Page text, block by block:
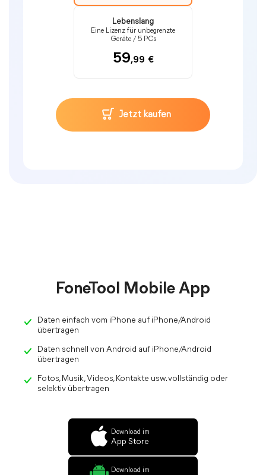
Lebenslang
Eine Lizenz für unbegrenzte
Geräte / 5 PCs
59,99 €
Jetzt kaufen
FoneTool Mobile App
Daten einfach vom iPhone auf iPhone/Android
übertragen
Daten schnell von Android auf iPhone/Android
übertragen
Fotos, Musik, Videos, Kontakte usw. vollständig oder
selektiv übertragen
Download im
App Store
Download im